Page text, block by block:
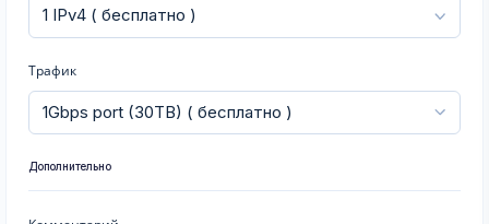
Трафик
Дополнительно